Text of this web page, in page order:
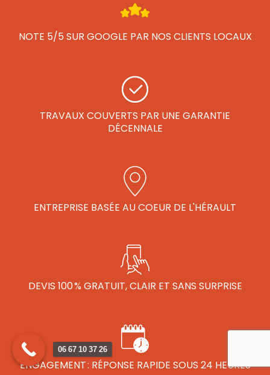
NOTE 5/5 SUR GOOGLE PAR NOS CLIENTS LOCAUX
TRAVAUX COUVERTS PAR UNE GARANTIE
DÉCENNALE
ENTREPRISE BASÉE AU COEUR DE L'HÉRAULT
DEVIS 100 % GRATUIT, CLAIR ET SANS SURPRISE
ENGAGEMENT : RÉPONSE RAPIDE SOUS 24 HEURES
06 67 10 37 26